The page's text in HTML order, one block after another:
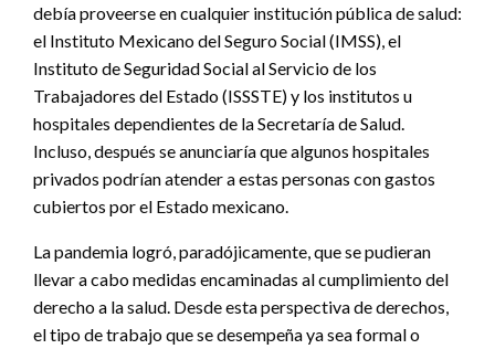
debía proveerse en cualquier institución pública de salud:
el Instituto Mexicano del Seguro Social (IMSS), el
Instituto de Seguridad Social al Servicio de los
Trabajadores del Estado (ISSSTE) y los institutos u
hospitales dependientes de la Secretaría de Salud.
Incluso, después se anunciaría que algunos hospitales
privados podrían atender a estas personas con gastos
cubiertos por el Estado mexicano.
La pandemia logró, paradójicamente, que se pudieran
llevar a cabo medidas encaminadas al cumplimiento del
derecho a la salud. Desde esta perspectiva de derechos,
el tipo de trabajo que se desempeña ya sea formal o